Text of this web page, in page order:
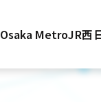
Osaka MetroJR西